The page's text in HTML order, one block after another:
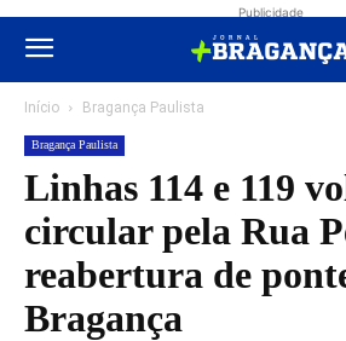
Publicidade
Início Bragança Paulista
Bragança Paulista
Linhas 114 e 119
circular pela Rua
reabertura de
Bragança